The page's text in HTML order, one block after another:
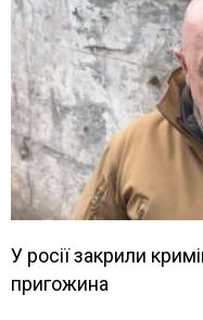
У росії закрили
пригожина